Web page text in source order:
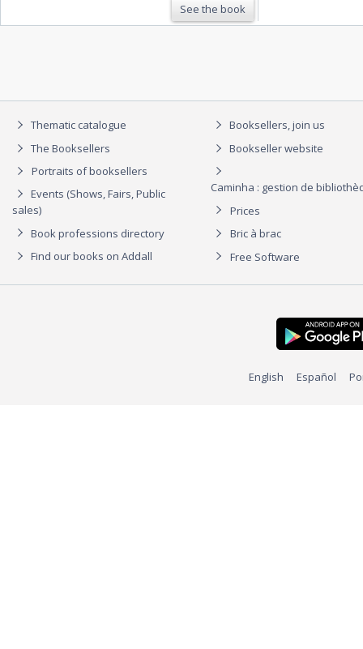
See the book
Thematic catalogue
The Booksellers
Portraits of booksellers
Events (Shows, Fairs, Public
sales)
Book professions directory
Find our books on Addall
Booksellers, join us
Bookseller website
Caminha : gestion de
Prices
Bric à brac
Free Software
English Español